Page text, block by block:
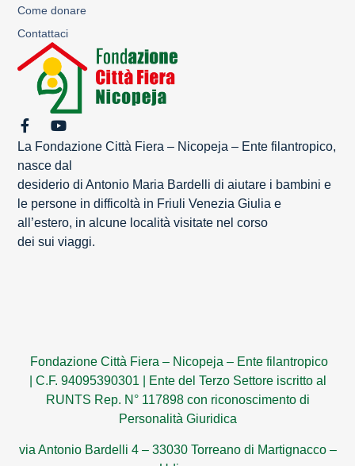
La Fondazione Città Fiera – Nicopeja – Ente filantropico,
nasce dal
desiderio di Antonio Maria Bardelli di aiutare i bambini e
le persone in difficoltà in Friuli Venezia Giulia e
all’estero, in alcune località visitate nel corso
dei sui viaggi.
Come donare
Contattaci
Fondazione Città Fiera – Nicopeja – Ente filantropico
C.F. 94095390301
Ente del Terzo Settore iscritto al
RUNTS Rep. N° 117898 con riconoscimento di
Personalità Giuridica
via Antonio Bardelli 4 – 33030 Torreano di Martignacco –